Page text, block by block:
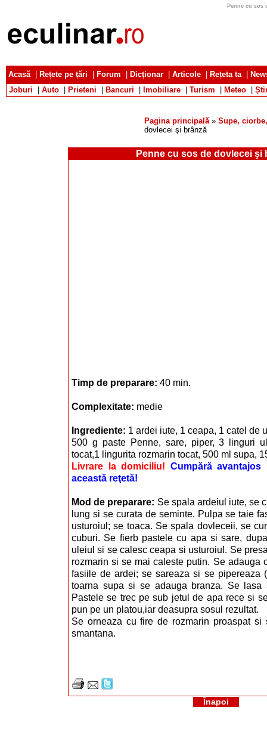
Penne cu sos
Acasă| Rețete pe țări Forum Dicționar Articole Rețeta ta|
Joburi
Auto Prieteni Bancuri Imobiliare Turism Meteo
Pagina principală» Supe,
dovlecei şi brânză
Penne cu sos de dovlecei şi
Timp de preparare: 40 min.
Complexitate: medie
Ingrediente: 1 ardei iute, 1 ceapa, 1 catel de
500 g paste Penne, sare, piper, 3 linguri
tocat,1 lingurita rozmarin tocat, 500 ml supa,
Livrare la domiciliu! Cumpără avantajos
această reţetă!
Mod de preparare: Se spala ardeiul iute, se
lung si se curata de seminte. Pulpa se taie
usturoiul; se toaca. Se spala dovleceii, se
cuburi. Se fierb pastele cu apa si sare,
uleiul si se calesc ceapa si usturoiul. Se
rozmarin si se mai caleste putin. Se adauga
fasiile de ardei; se sareaza si se pipereaza
toarna supa si se adauga branza. Se lasa
Pastele se trec pe sub jetul de apa rece si
pun pe un platou,iar deasupra sosul rezultat.
Se orneaza cu fire de rozmarin proaspat si
smantana.
Înapoi